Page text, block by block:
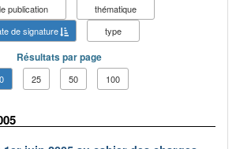
publication
thématique
de signature
type
Résultats par page
25 50 100